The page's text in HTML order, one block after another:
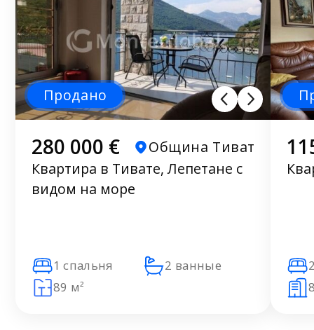
Продано
280 000 €
Община Тиват
Квартира в Тивате, Лепетане с
видом на море
1 спальня
2 ванные
89 м²